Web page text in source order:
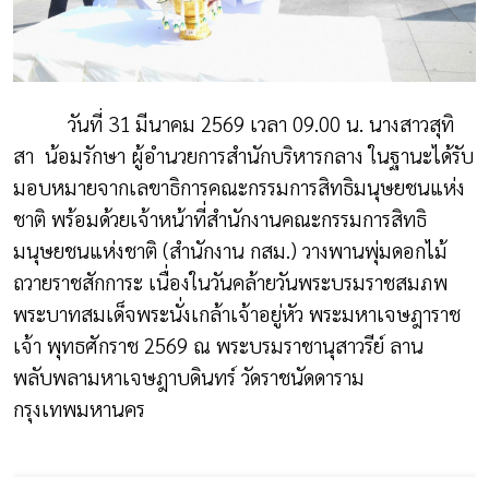
วันที่ 31 มีนาคม 2569 เวลา 09.00 น. นางสาวสุทิ
สา น้อมรักษา ผู้อำนวยการสำนักบริหารกลาง ในฐานะได้รับ
มอบหมายจากเลขาธิการคณะกรรมการสิทธิมนุษยชนแห่ง
ชาติ พร้อมด้วยเจ้าหน้าที่สำนักงานคณะกรรมการสิทธิ
มนุษยชนแห่งชาติ (สำนักงาน กสม.) วางพานพุ่มดอกไม้
ถวายราชสักการะ เนื่องในวันคล้ายวันพระบรมราชสมภพ
พระบาทสมเด็จพระนั่งเกล้าเจ้าอยู่หัว พระมหาเจษฎาราช
เจ้า พุทธศักราช 2569 ณ พระบรมราชานุสาวรีย์ ลาน
พลับพลามหาเจษฎาบดินทร์ วัดราชนัดดาราม
กรุงเทพมหานคร